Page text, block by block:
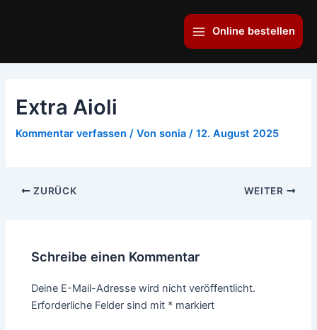
Main
Menu
Online bestellen
Extra Aioli
Kommentar verfassen / Vonsonia/12. August 2025
ZURÜCK WEITER
Schreibe einen Kommentar
Deine E-Mail-Adresse wird nicht veröffentlicht.
Erforderliche Felder sind mit * markiert